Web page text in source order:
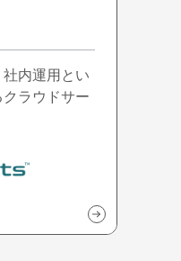
内運用とい
ラウドサー